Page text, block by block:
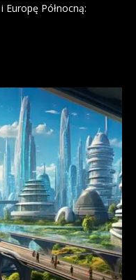
Europę Północną: